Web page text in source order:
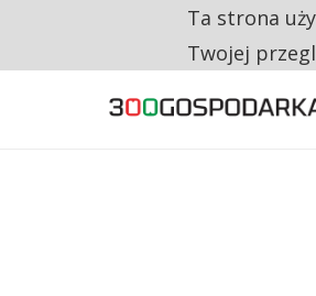
CO TRZECIĄ
NA JEDEN
Ta strona
Twojej